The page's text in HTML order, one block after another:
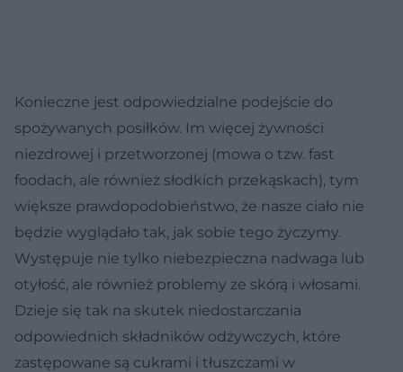
Konieczne jest odpowiedzialne podejście do
spożywanych posiłków. Im więcej żywności
niezdrowej i przetworzonej (mowa o tzw. fast
foodach, ale również słodkich przekąskach), tym
większe prawdopodobieństwo, że nasze ciało nie
będzie wyglądało tak, jak sobie tego życzymy.
Występuje nie tylko niebezpieczna nadwaga lub
otyłość, ale również problemy ze skórą i włosami.
Dzieje się tak na skutek niedostarczania
odpowiednich składników odżywczych, które
zastępowane są cukrami i tłuszczami w